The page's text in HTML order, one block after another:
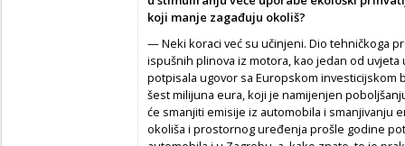
koji manje zagađuju okoliš?
— Neki koraci već su učinjeni. Dio tehničkoga
ispušnih plinova iz motora, kao jedan od
potpisala ugovor sa Europskom
šest milijuna eura, koji je namijenjen
će smanjiti emisije iz automobila i smanjivanju
okoliša i prostornog uređenja prošle godine